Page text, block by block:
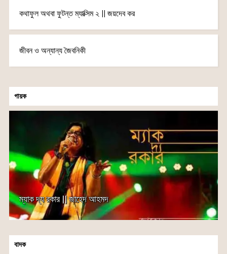
কথাফুল অথবা ফুটন্ত ম্যাক্সিম ২ || জয়দেব কর
জীবন ও অন্যান্য জৈবনিকী
গায়ক
ম্যাক দ্য রকার || জাহেদ আহমদ
বাদক